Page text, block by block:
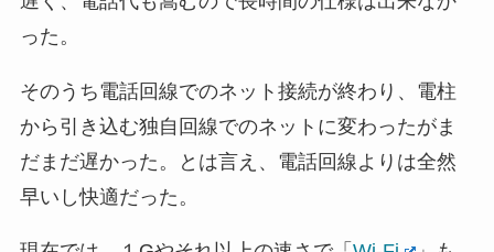
った。
そのうち電話回線でのネット接続が終わり、電柱
から引き込む独自回線でのネットに変わったがま
だまだ遅かった。とは言え、電話回線よりは全然
早いし快適だった。